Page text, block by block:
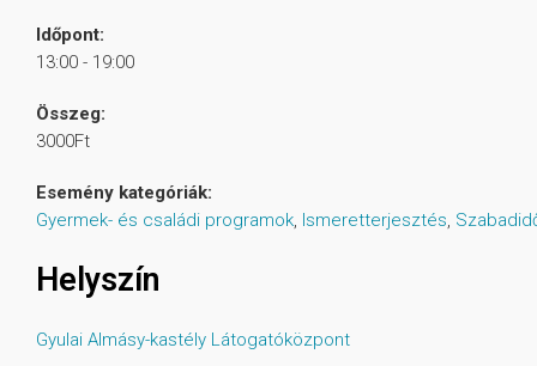
Időpont:
13:00 - 19:00
Összeg:
3000Ft
Esemény kategóriák:
Gyermek- és családi programok, Ismeretterjesztés,
Helyszín
Gyulai Almásy-kastély Látogatóközpont